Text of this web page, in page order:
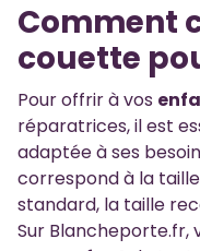
Comment
couette
Pour offrir à vos
réparatrices, il est
adaptée à ses
correspond à la
standard, la taille
Sur Blancheporte.fr,